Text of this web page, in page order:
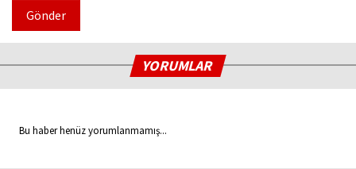
Gönder
YORUMLAR
Bu haber henüz yorumlanmamış...